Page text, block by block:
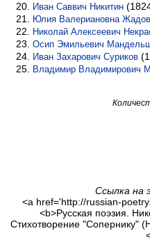
Иван Саввич Никитин
Юлия Валериановна
Николай Алексеевич
Осип Эмильевич
Иван Захарович Суриков
Владимир Владимирович
Ссылка на
<a href='http://russian-
<b>Русская поэзия.
Стихотворение "Сопернику"